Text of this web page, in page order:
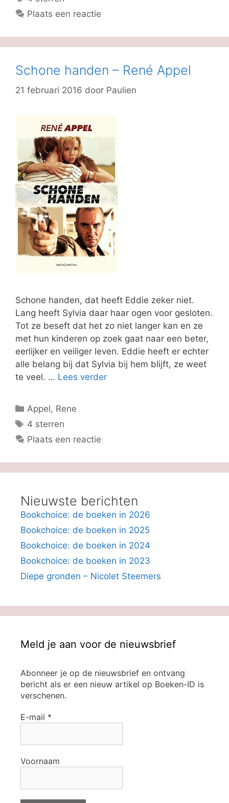
Plaats een reactie
Schone handen – René Appel
21 februari 2016 door Paulien
Schone handen, dat heeft Eddie zeker niet.
Lang heeft Sylvia daar haar ogen voor gesloten.
Tot ze beseft dat het zo niet langer kan en ze
met hun kinderen op zoek gaat naar een beter,
eerlijker en veiliger leven. Eddie heeft er echter
alle belang bij dat Sylvia bij hem blijft, ze weet
te veel. … Lees verder
Categorieën
Appel, Rene
Tags
4 sterren
Plaats een reactie
Nieuwste berichten
Bookchoice: de boeken in 2026
Bookchoice: de boeken in 2025
Bookchoice: de boeken in 2024
Bookchoice: de boeken in 2023
Diepe gronden – Nicolet Steemers
Meld je aan voor de nieuwsbrief
Abonneer je op de nieuwsbrief en ontvang
bericht als er een nieuw artikel op Boeken-ID is
verschenen.
E-mail *
Voornaam